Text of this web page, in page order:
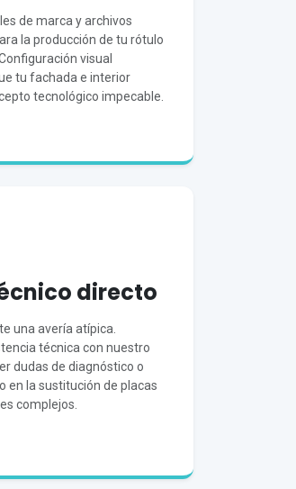
de marca y archivos
la producción de tu rótulo
visual
tu fachada e interior
tecnológico impecable.
directo
una avería atípica.
técnica con nuestro
dudas de diagnóstico o
en la sustitución de placas
complejos.